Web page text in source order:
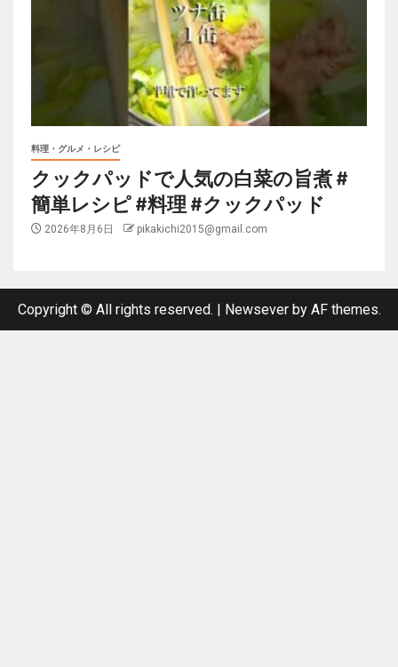
料理・グルメ・レシピ
クックパッドで人気の白菜の旨煮 #
簡単レシピ #料理 #クックパッド
2026年8月6日 pikakichi2015@gmail.com
Copyright © All rights reserved. Newseverby AF themes.